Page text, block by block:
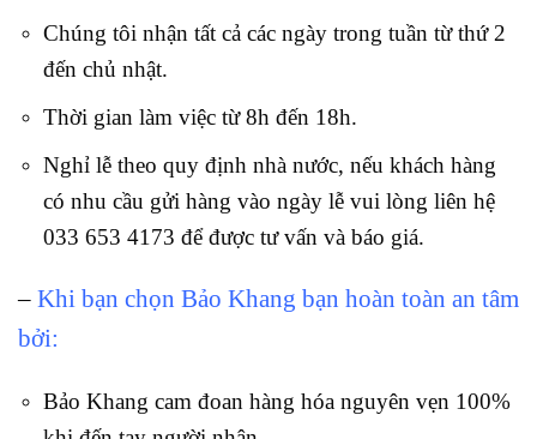
Chúng tôi nhận tất cả các ngày trong tuần từ thứ 2
đến chủ nhật.
Thời gian làm việc từ 8h đến 18h.
Nghỉ lễ theo quy định nhà nước, nếu khách hàng
có nhu cầu gửi hàng vào ngày lễ vui lòng liên hệ
033 653 4173 để được tư vấn và báo giá.
– Khi bạn chọn Bảo Khang bạn hoàn toàn an tâm
bởi:
Bảo Khang cam đoan hàng hóa nguyên vẹn 100%